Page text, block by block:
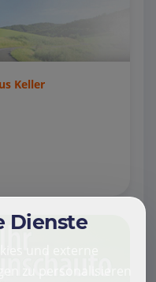
Keller
Dienste
und externe
zu personalisieren